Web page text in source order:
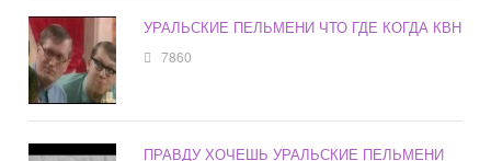
УРАЛЬСКИЕ ПЕЛЬМЕНИ ЧТО ГДЕ КОГДА КВН
7860
ПРАВДУ ХОЧЕШЬ УРАЛЬСКИЕ ПЕЛЬМЕНИ